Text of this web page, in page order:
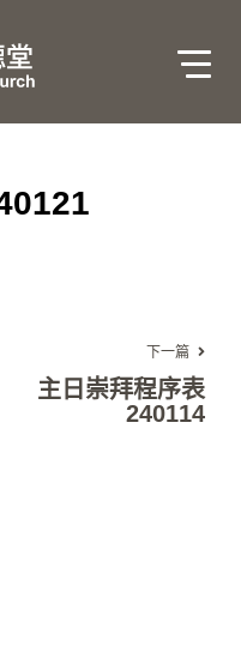
下一篇
主日崇拜程序表
240114